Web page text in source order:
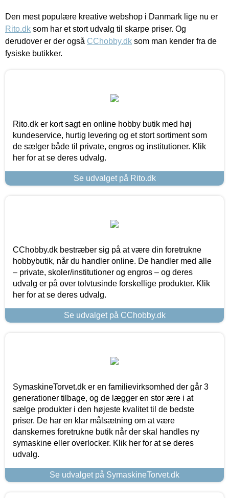
Den mest populære kreative webshop i Danmark lige nu er
Rito.dk som har et stort udvalg til skarpe priser. Og
derudover er der også CChobby.dk som man kender fra de
fysiske butikker.
Rito.dk er kort sagt en online hobby butik med høj
kundeservice, hurtig levering og et stort sortiment som
de sælger både til private, engros og institutioner. Klik
her for at se deres udvalg.
Se udvalget på Rito.dk
CChobby.dk bestræber sig på at være din foretrukne
hobbybutik, når du handler online. De handler med alle
– private, skoler/institutioner og engros – og deres
udvalg er på over tolvtusinde forskellige produkter. Klik
her for at se deres udvalg.
Se udvalget på CChobby.dk
SymaskineTorvet.dk er en familievirksomhed der går 3
generationer tilbage, og de lægger en stor ære i at
sælge produkter i den højeste kvalitet til de bedste
priser. De har en klar målsætning om at være
danskernes foretrukne butik når der skal handles ny
symaskine eller overlocker. Klik her for at se deres
udvalg.
Se udvalget på SymaskineTorvet.dk